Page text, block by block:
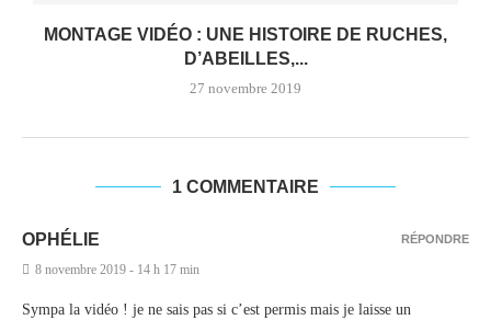
MONTAGE VIDÉO : UNE HISTOIRE DE RUCHES,
D’ABEILLES,...
27 novembre 2019
1 COMMENTAIRE
OPHÉLIE
8 novembre 2019 - 14 h 17 min
Sympa la vidéo ! je ne sais pas si c’est permis mais je laisse un
RÉPONDRE